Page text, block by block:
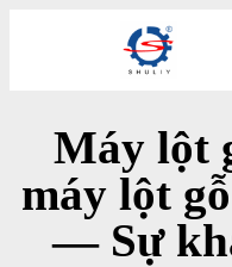
Máy lột
máy lột
— Sự